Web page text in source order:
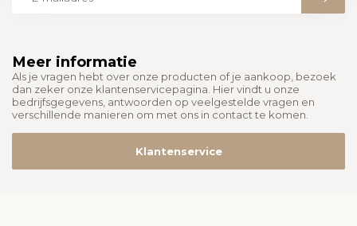
Meer informatie
Als je vragen hebt over onze producten of je aankoop, bezoek
dan zeker onze klantenservicepagina. Hier vindt u onze
bedrijfsgegevens, antwoorden op veelgestelde vragen en
verschillende manieren om met ons in contact te komen.
Klantenservice